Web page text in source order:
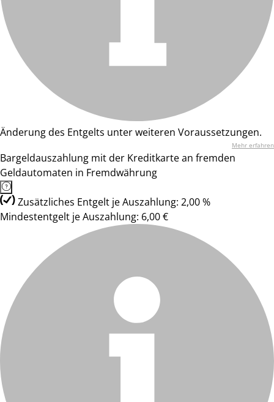
Änderung des Entgelts unter weiteren Voraussetzungen.
Mehr erfahren
Bargeldauszahlung mit der Kreditkarte an fremden
Geldautomaten in Fremdwährung
Zusätzliches Entgelt je Auszahlung: 2,00 %
Mindestentgelt je Auszahlung: 6,00 €